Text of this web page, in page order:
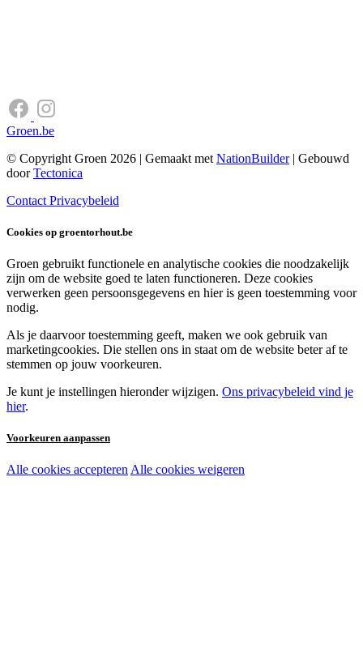
Groen.be
© Copyright Groen 2026 | Gemaakt met NationBuilder| Gebouwd
doorTectonica
Contact Privacybeleid
Cookies op groentorhout.be
Groen gebruikt functionele en analytische cookies die noodzakelijk
zijn om de website goed te laten functioneren. Deze cookies
verwerken geen persoonsgegevens en hier is geen toestemming voor
nodig.
Als je daarvoor toestemming geeft, maken we ook gebruik van
marketingcookies. Die stellen ons in staat om de website beter af te
stemmen op jouw voorkeuren.
Je kunt je instellingen hieronder wijzigen. Ons privacybeleid vind je
hier.
Voorkeuren aanpassen
Noodzakelijke cookies:
Alle cookies accepteren Alle cookies weigeren